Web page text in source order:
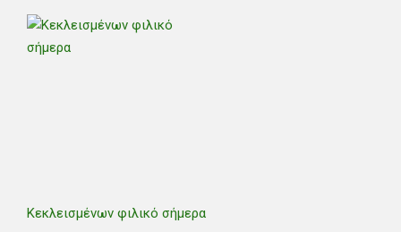
Κεκλεισμένων φιλικό σήμερα